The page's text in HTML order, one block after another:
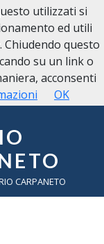
CARPANETO
utilizzati si
ed utili
questo
su un link o
acconsenti
OK